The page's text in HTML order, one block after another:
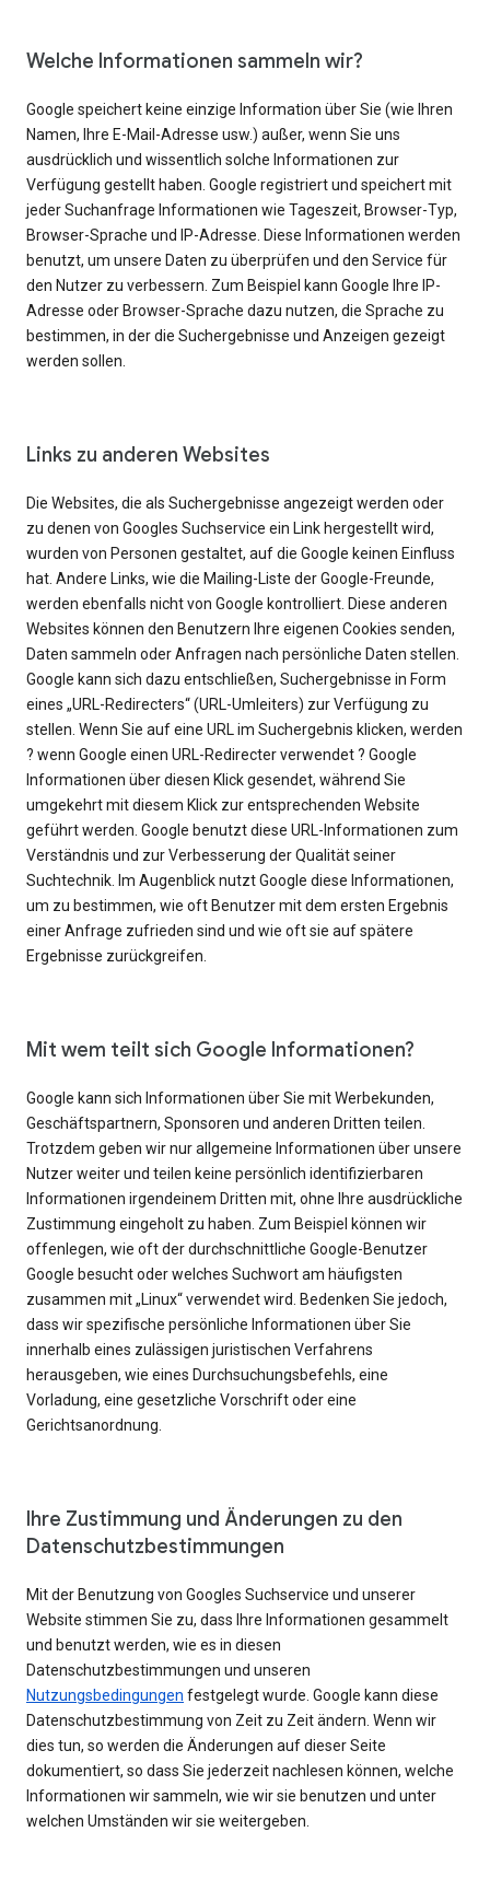
Welche Informationen sammeln wir?
Google speichert keine einzige Information über Sie (wie Ihren
Namen, Ihre E-Mail-Adresse usw.) außer, wenn Sie uns
ausdrücklich und wissentlich solche Informationen zur
Verfügung gestellt haben. Google registriert und speichert mit
jeder Suchanfrage Informationen wie Tageszeit, Browser-Typ,
Browser-Sprache und IP-Adresse. Diese Informationen werden
benutzt, um unsere Daten zu überprüfen und den Service für
den Nutzer zu verbessern. Zum Beispiel kann Google Ihre IP-
Adresse oder Browser-Sprache dazu nutzen, die Sprache zu
bestimmen, in der die Suchergebnisse und Anzeigen gezeigt
werden sollen.
Links zu anderen Websites
Die Websites, die als Suchergebnisse angezeigt werden oder
zu denen von Googles Suchservice ein Link hergestellt wird,
wurden von Personen gestaltet, auf die Google keinen Einfluss
hat. Andere Links, wie die Mailing-Liste der Google-Freunde,
werden ebenfalls nicht von Google kontrolliert. Diese anderen
Websites können den Benutzern Ihre eigenen Cookies senden,
Daten sammeln oder Anfragen nach persönliche Daten stellen.
Google kann sich dazu entschließen, Suchergebnisse in Form
eines „URL-Redirecters“ (URL-Umleiters) zur Verfügung zu
stellen. Wenn Sie auf eine URL im Suchergebnis klicken, werden
? wenn Google einen URL-Redirecter verwendet ? Google
Informationen über diesen Klick gesendet, während Sie
umgekehrt mit diesem Klick zur entsprechenden Website
geführt werden. Google benutzt diese URL-Informationen zum
Verständnis und zur Verbesserung der Qualität seiner
Suchtechnik. Im Augenblick nutzt Google diese Informationen,
um zu bestimmen, wie oft Benutzer mit dem ersten Ergebnis
einer Anfrage zufrieden sind und wie oft sie auf spätere
Ergebnisse zurückgreifen.
Mit wem teilt sich Google Informationen?
Google kann sich Informationen über Sie mit Werbekunden,
Geschäftspartnern, Sponsoren und anderen Dritten teilen.
Trotzdem geben wir nur allgemeine Informationen über unsere
Nutzer weiter und teilen keine persönlich identifizierbaren
Informationen irgendeinem Dritten mit, ohne Ihre ausdrückliche
Zustimmung eingeholt zu haben. Zum Beispiel können wir
offenlegen, wie oft der durchschnittliche Google-Benutzer
Google besucht oder welches Suchwort am häufigsten
zusammen mit „Linux“ verwendet wird. Bedenken Sie jedoch,
dass wir spezifische persönliche Informationen über Sie
innerhalb eines zulässigen juristischen Verfahrens
herausgeben, wie eines Durchsuchungsbefehls, eine
Vorladung, eine gesetzliche Vorschrift oder eine
Gerichtsanordnung.
Ihre Zustimmung und Änderungen zu den
Datenschutzbestimmungen
Mit der Benutzung von Googles Suchservice und unserer
Website stimmen Sie zu, dass Ihre Informationen gesammelt
und benutzt werden, wie es in diesen
Datenschutzbestimmungen und unseren
Nutzungsbedingungen festgelegt wurde. Google kann diese
Datenschutzbestimmung von Zeit zu Zeit ändern. Wenn wir
dies tun, so werden die Änderungen auf dieser Seite
dokumentiert, so dass Sie jederzeit nachlesen können, welche
Informationen wir sammeln, wie wir sie benutzen und unter
welchen Umständen wir sie weitergeben.